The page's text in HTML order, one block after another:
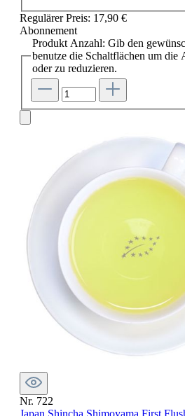
Regulärer Preis: 17,90 €
Abonnement
Produkt Anzahl: Gib den
benutze die Schaltflächen um die
oder zu reduzieren.
Nr. 722
Japan Shincha Shimoyama First